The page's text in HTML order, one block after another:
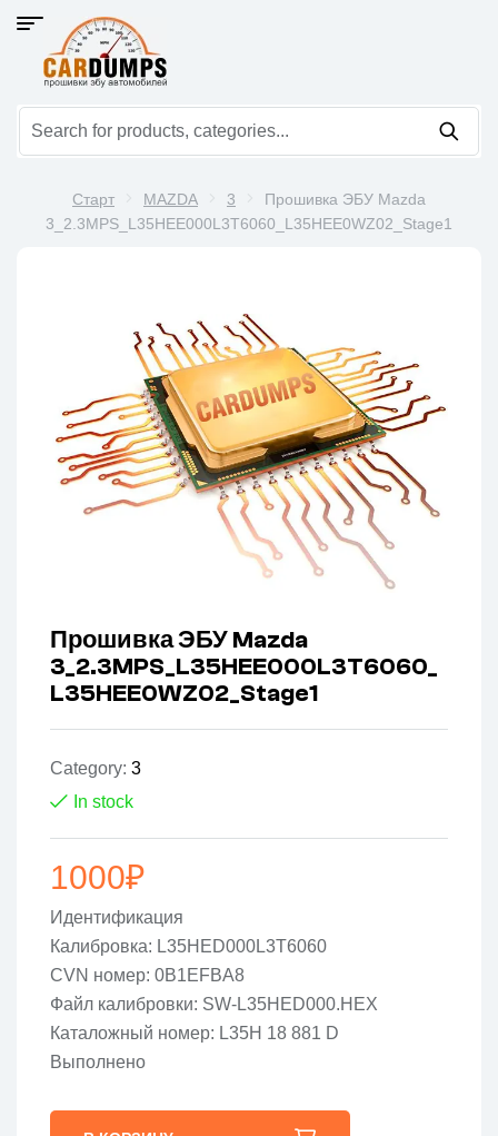
Старт MAZDA 3
Прошивка ЭБУ Mazda
3_2.3MPS_L35HEE000L3T6060_L35HEE0WZ02_Stage1
Прошивка ЭБУ Mazda
3_2.3MPS_L35HEE000L3T6060_
L35HEE0WZ02_Stage1
Category: 3
In stock
1000₽
Идентификация
Калибровка: L35HED000L3T6060
CVN номер: 0B1EFBA8
Файл калибровки: SW-L35HED000.HEX
Каталожный номер: L35H 18 881 D
Выполнено